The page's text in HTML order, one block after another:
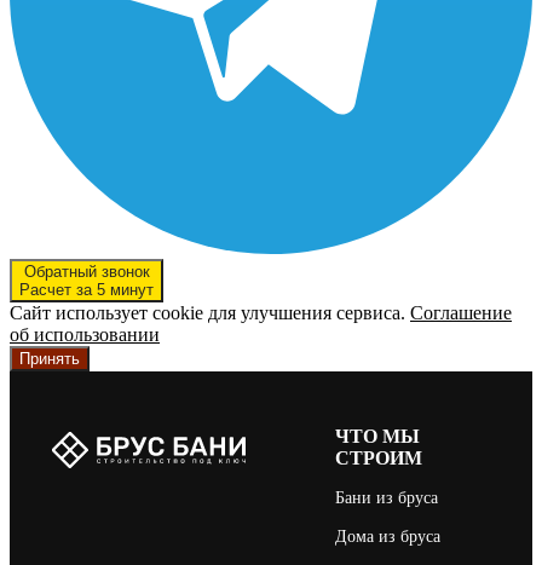
Обратный звонок
Расчет за 5 минут
Сайт использует cookie для улучшения сервиса. Соглашение
об использовании
Принять
ЧТО МЫ
СТРОИМ
Бани из бруса
Дома из бруса